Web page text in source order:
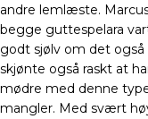
andre lemlæste.
begge guttespelara
godt sjølv om det
skjønte også raskt at
mødre med denne
mangler. Med svært